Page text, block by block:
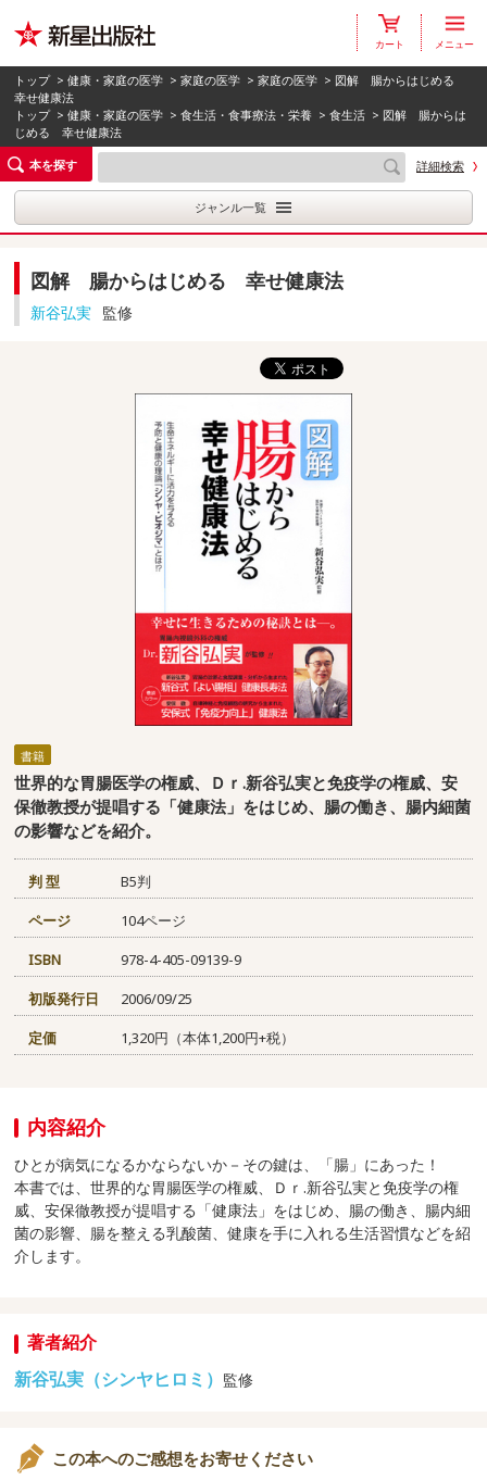
カート メニュー
トップ >健康・家庭の医学 >家庭の医学 >家庭の医学 > 図解 腸からはじめる
幸せ健康法
トップ >健康・家庭の医学 >食生活・食事療法・栄養 >食生活 > 図解 腸からは
じめる 幸せ健康法
本を探す
詳細検索
ジャンル一覧
図解 腸からはじめる 幸せ健康法
新谷弘実 監修
書籍
世界的な胃腸医学の権威、Ｄｒ.新谷弘実と免疫学の権威、安
保徹教授が提唱する「健康法」をはじめ、腸の働き、腸内細菌
の影響などを紹介。
判 型
B5判
ページ
104ページ
ISBN
978-4-405-09139-9
初版発行日
2006/09/25
定価
1,320円（本体1,200円+税）
内容紹介
ひとが病気になるかならないか－その鍵は、「腸」にあった！
本書では、世界的な胃腸医学の権威、Ｄｒ.新谷弘実と免疫学の権
威、安保徹教授が提唱する「健康法」をはじめ、腸の働き、腸内細
菌の影響、腸を整える乳酸菌、健康を手に入れる生活習慣などを紹
介します。
著者紹介
新谷弘実（シンヤヒロミ） 監修
この本へのご感想をお寄せください